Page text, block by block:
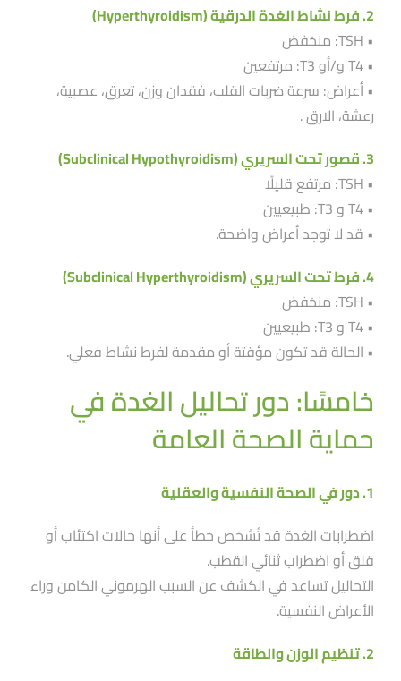
2. فرط نشاط الغدة الدرقية (Hyperthyroidism)
• TSH: منخفض
• T4 و/أو T3: مرتفعين
• أعراض: سرعة ضربات القلب، فقدان وزن، تعرق، عصبية،
رعشة، الارق .
3. قصور تحت السريري (Subclinical Hypothyroidism)
• TSH: مرتفع قليلًا
• T4 و T3: طبيعيين
• قد لا توجد أعراض واضحة.
4. فرط تحت السريري (Subclinical Hyperthyroidism)
• TSH: منخفض
• T4 و T3: طبيعيين
• الحالة قد تكون مؤقتة أو مقدمة لفرط نشاط فعلي.
خامسًا: دور تحاليل الغدة في
حماية الصحة العامة
1. دور في الصحة النفسية والعقلية
اضطرابات الغدة قد تُشخص خطأ على أنها حالات اكتئاب أو
قلق أو اضطراب ثنائي القطب.
التحاليل تساعد في الكشف عن السبب الهرموني الكامن وراء
الأعراض النفسية.
2. تنظيم الوزن والطاقة